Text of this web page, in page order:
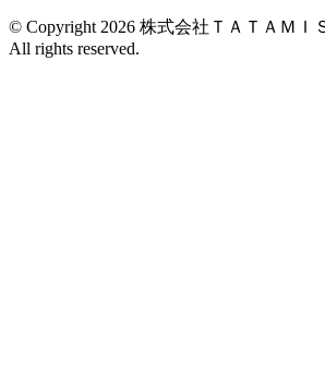
© Copyright 2026 株式会社ＴＡＴＡＭＩ
All rights reserved.